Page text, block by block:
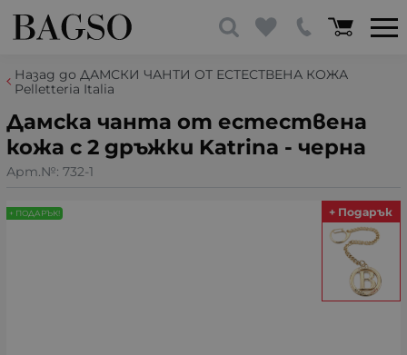
Назад до ДАМСКИ ЧАНТИ ОТ ЕСТЕСТВЕНА КОЖА
Pelletteria Italia
Дамска чанта от естествена
кожа с 2 дръжки Katrina - черна
Арт.№: 732-1
+ ПОДАРЪК! + Подарък